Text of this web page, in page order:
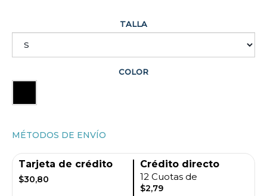
TALLA
COLOR
MÉTODOS DE ENVÍO
Tarjeta de crédito
$30,80
Crédito directo
12 Cuotas de
$2,79